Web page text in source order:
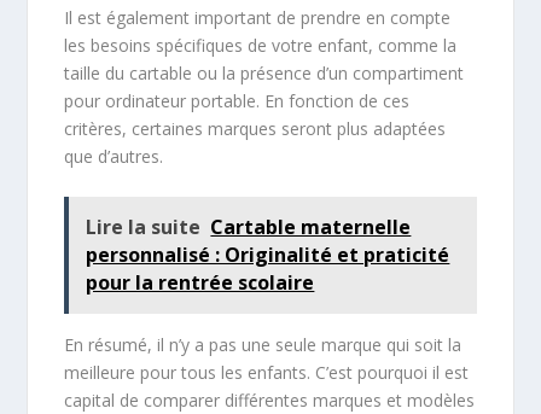
Il est également important de prendre en compte
les besoins spécifiques de votre enfant, comme la
taille du cartable ou la présence d’un compartiment
pour ordinateur portable. En fonction de ces
critères, certaines marques seront plus adaptées
que d’autres.
Lire la suite Cartable maternelle
personnalisé : Originalité et praticité
pour la rentrée scolaire
En résumé, il n’y a pas une seule marque qui soit la
meilleure pour tous les enfants. C’est pourquoi il est
capital de comparer différentes marques et modèles